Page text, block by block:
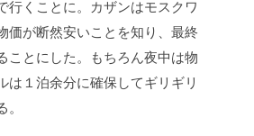
行くことに。カザンはモスクワ
価が断然安いことを知り、最終
ことにした。もちろん夜中は物
は１泊余分に確保してギリギリ